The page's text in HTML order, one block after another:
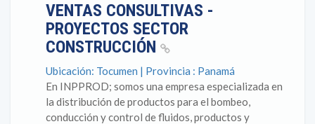
VENTAS CONSULTIVAS -
PROYECTOS SECTOR
CONSTRUCCIÓN
Ubicación: Tocumen | Provincia : Panamá
En INPPROD; somos una empresa especializada en
la distribución de productos para el bombeo,
conducción y control de fluidos, productos y